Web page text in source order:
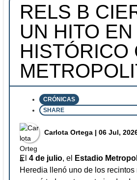
RELS B
UN HITO
HISTÓRICO
CRÓNICAS
SHARE
⁠Carlota Ortega | 06 Jul,
El 4 de julio, el Estadio
Heredia llenó uno de los